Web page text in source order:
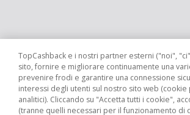
Siti globali UK
TopCashback e i nostri partner esterni ("noi",
sito, fornire e migliorare continuamente una
prevenire frodi e garantire una connessione
interessi degli utenti sul nostro sito web
analitici). Cliccando su "Accetta tutti i cookie",
(tranne quelli necessari per il funzionamento di